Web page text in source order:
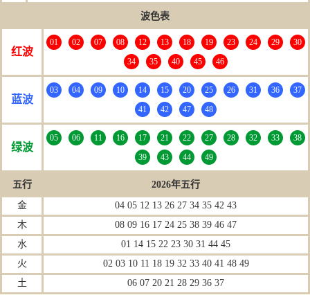
波色表
红波
01 02 07 08 12 13 18 19 23 24 29
30
34
35 40 45 46
蓝波
03 04 09 10 14 15 20 25 26 31 36
37
41
42 47 48
绿波
05 06 11 16 17 21 22 27 28 32 33
38
39
43 44 49
五行
2026年五行
金
04 05 12 13 26 27 34 35 42 43
木
08 09 16 17 24 25 38 39 46 47
水
01 14 15 22 23 30 31 44 45
火
02 03 10 11 18 19 32 33 40 41 48 49
土
06 07 20 21 28 29 36 37